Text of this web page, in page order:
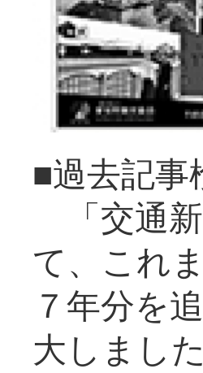
■過去記
「交通
て、これ
７年分を
大し